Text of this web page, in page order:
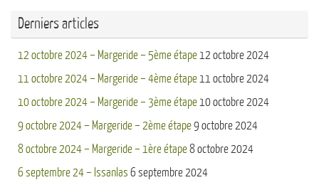
Derniers articles
12 octobre 2024 – Margeride – 5ème étape12 octobre 2024
11 octobre 2024 – Margeride – 4ème étape11 octobre 2024
10 octobre 2024 – Margeride – 3ème étape10 octobre 2024
9 octobre 2024 – Margeride – 2ème étape9 octobre 2024
8 octobre 2024 – Margeride – 1ère étape8 octobre 2024
6 septembre 24 – Issanlas 6 septembre 2024